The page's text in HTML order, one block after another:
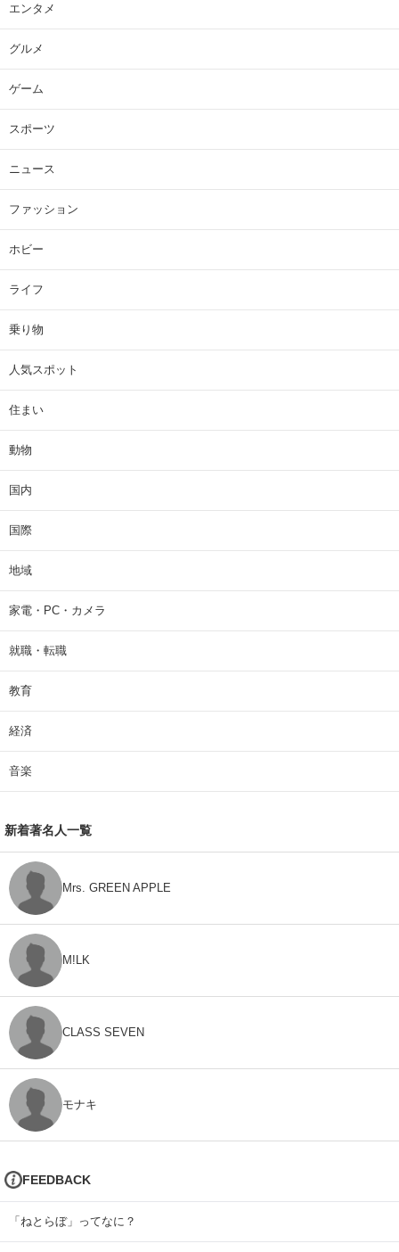
エンタメ
グルメ
ゲーム
スポーツ
ニュース
ファッション
ホビー
ライフ
乗り物
人気スポット
住まい
動物
国内
国際
地域
家電・PC・カメラ
就職・転職
教育
経済
音楽
新着著名人一覧
Mrs. GREEN APPLE
M!LK
CLASS SEVEN
モナキ
FEEDBACK
「ねとらぼ」ってなに？